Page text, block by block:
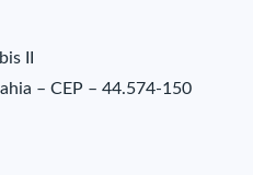
II
– CEP – 44.574-150